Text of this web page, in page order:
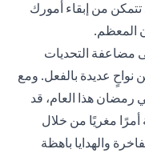
من إبقاء أمورك
المعظم.
مضاعفة التحديات
عديدة بالفعل. ومع
رمضان هذا العام، قد
أمرًا مغريًا من خلال
والهدايا باهظة